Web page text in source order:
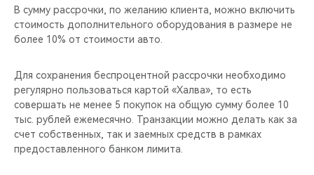
В сумму рассрочки, по желанию клиента, можно включить
стоимость дополнительного оборудования в размере не
более 10% от стоимости авто.
Для сохранения беспроцентной рассрочки необходимо
регулярно пользоваться картой «Халва», то есть
совершать не менее 5 покупок на общую сумму более 10
тыс. рублей ежемесячно. Транзакции можно делать как за
счет собственных, так и заемных средств в рамках
предоставленного банком лимита.